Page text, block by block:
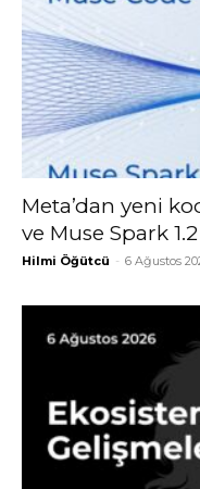
Meta’dan yeni
ve Muse Spark 1.2
Hilmi Öğütcü - 6 Ağustos